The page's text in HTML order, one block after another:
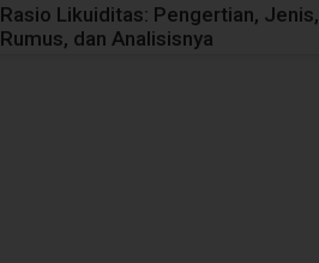
Rasio Likuiditas: Pengertian, Jenis,
Rumus, dan Analisisnya